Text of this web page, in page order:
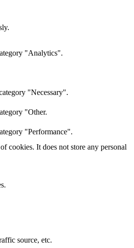
"Analytics".
"Necessary".
"Other.
"Performance".
cookies. It does not store any personal
source, etc.